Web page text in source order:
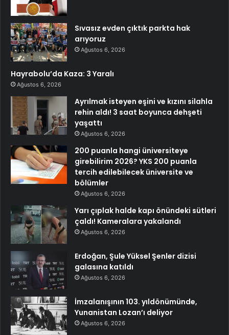
Sıvasız evden çıktık parkta hak
arıyoruz
Ağustos 6, 2026
Hayrabolu’da Kaza: 3 Yaralı
Ağustos 6, 2026
Ayrılmak isteyen eşini ve kızını silahla
rehin aldı! 3 saat boyunca dehşeti
yaşattı
Ağustos 6, 2026
200 puanla hangi üniversiteye
girebilirim 2026? YKS 200 puanla
tercih edilebilecek üniversite ve
bölümler
Ağustos 6, 2026
Yarı çıplak halde kapı önündeki sütleri
çaldı! Kameralara yakalandı
Ağustos 6, 2026
Erdoğan, Şule Yüksel Şenler dizisi
galasına katıldı
Ağustos 6, 2026
İmzalanışının 103. yıldönümünde,
Yunanistan Lozan’ı deliyor
Ağustos 6, 2026